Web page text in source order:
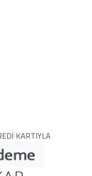
KARTIYLA